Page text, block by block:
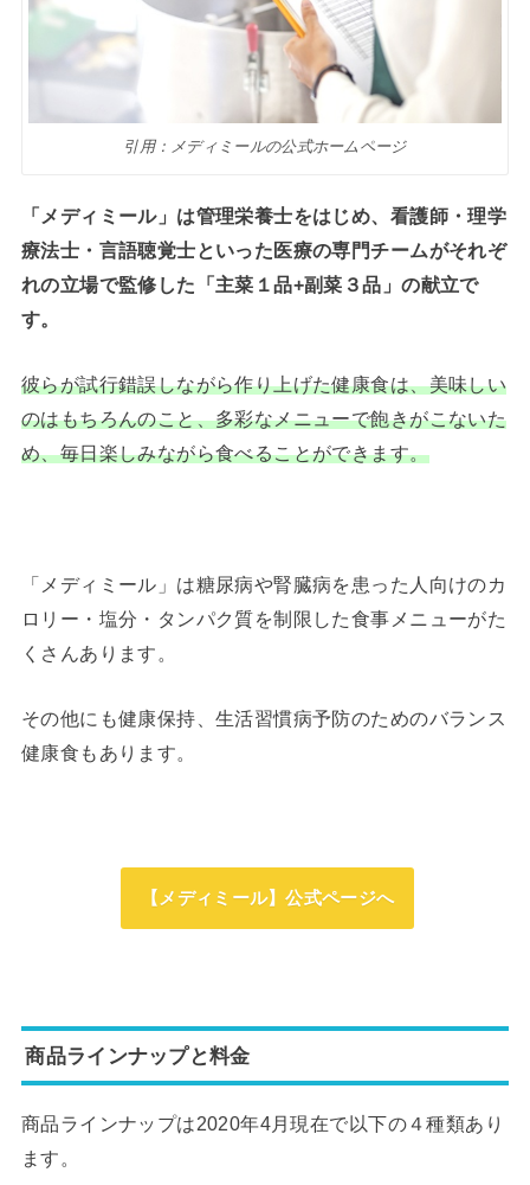
引用：メディミールの公式ホームページ
「メディミール」は管理栄養士をはじめ、看護師・理学
療法士・言語聴覚士といった医療の専門チームがそれぞ
れの立場で監修した「主菜１品+副菜３品」の献立で
す。
彼らが試行錯誤しながら作り上げた健康食は、美味しい
のはもちろんのこと、多彩なメニューで飽きがこないた
め、毎日楽しみながら食べることができます。
「メディミール」は糖尿病や腎臓病を患った人向けのカ
ロリー・塩分・タンパク質を制限した食事メニューがた
くさんあります。
その他にも健康保持、生活習慣病予防のためのバランス
健康食もあります。
【メディミール】公式ページへ
商品ラインナップと料金
商品ラインナップは2020年4月現在で以下の４種類あり
ます。